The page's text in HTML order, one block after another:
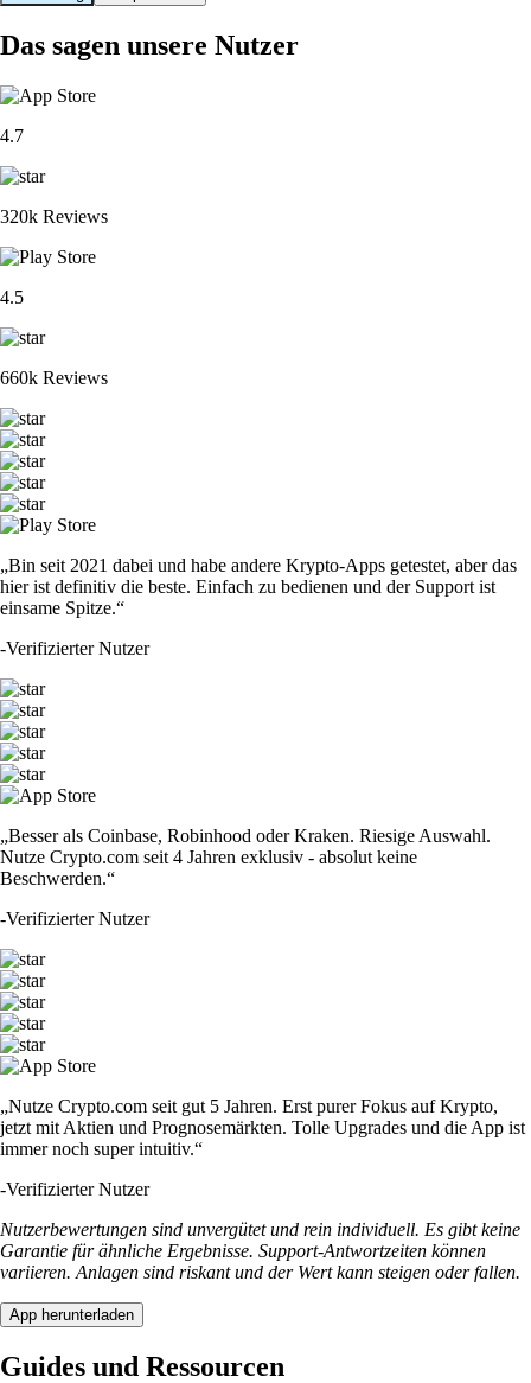
Das sagen unsere Nutzer
4.7
320k Reviews
4.5
660k Reviews
„Bin seit 2021 dabei und habe andere Krypto-Apps getestet, aber das
hier ist definitiv die beste. Einfach zu bedienen und der Support ist
einsame Spitze.“
-Verifizierter Nutzer
„Besser als Coinbase, Robinhood oder Kraken. Riesige Auswahl.
Nutze Crypto.com seit 4 Jahren exklusiv - absolut keine
Beschwerden.“
-Verifizierter Nutzer
„Nutze Crypto.com seit gut 5 Jahren. Erst purer Fokus auf Krypto,
jetzt mit Aktien und Prognosemärkten. Tolle Upgrades und die App ist
immer noch super intuitiv.“
-Verifizierter Nutzer
Nutzerbewertungen sind unvergütet und rein individuell. Es gibt keine
Garantie für ähnliche Ergebnisse. Support-Antwortzeiten können
variieren. Anlagen sind riskant und der Wert kann steigen oder fallen.
App herunterladen
Guides und Ressourcen